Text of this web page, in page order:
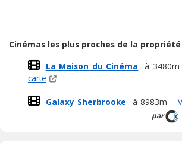
Cinémas les plus proches de la propriété
La Maison du Cinéma
à 3480m
carte
Galaxy Sherbrooke à 8983m
par